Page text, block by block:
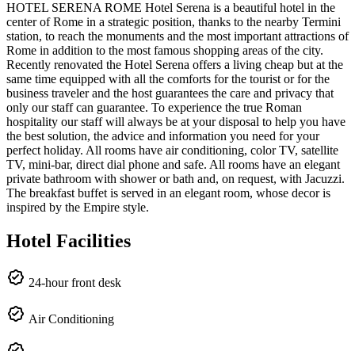
HOTEL SERENA ROME Hotel Serena is a beautiful hotel in the
center of Rome in a strategic position, thanks to the nearby Termini
station, to reach the monuments and the most important attractions of
Rome in addition to the most famous shopping areas of the city.
Recently renovated the Hotel Serena offers a living cheap but at the
same time equipped with all the comforts for the tourist or for the
business traveler and the host guarantees the care and privacy that
only our staff can guarantee. To experience the true Roman
hospitality our staff will always be at your disposal to help you have
the best solution, the advice and information you need for your
perfect holiday. All rooms have air conditioning, color TV, satellite
TV, mini-bar, direct dial phone and safe. All rooms have an elegant
private bathroom with shower or bath and, on request, with Jacuzzi.
The breakfast buffet is served in an elegant room, whose decor is
inspired by the Empire style.
Hotel Facilities
24-hour front desk
Air Conditioning